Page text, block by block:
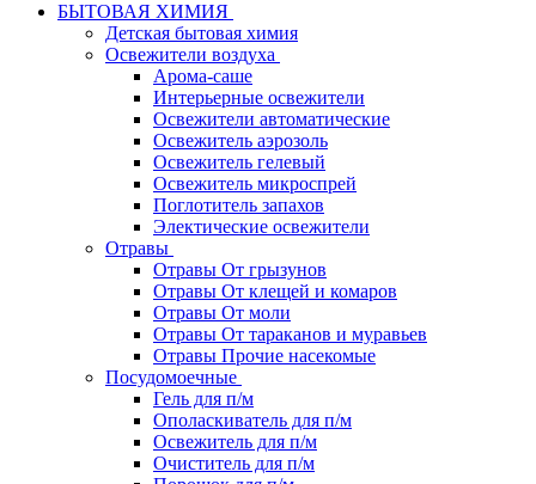
БЫТОВАЯ ХИМИЯ
Детская бытовая химия
Освежители воздуха
Арома-саше
Интерьерные освежители
Освежители автоматические
Освежитель аэрозоль
Освежитель гелевый
Освежитель микроспрей
Поглотитель запахов
Электические освежители
Отравы
Отравы От грызунов
Отравы От клещей и комаров
Отравы От моли
Отравы От тараканов и муравьев
Отравы Прочие насекомые
Посудомоечные
Гель для п/м
Ополаскиватель для п/м
Освежитель для п/м
Очиститель для п/м